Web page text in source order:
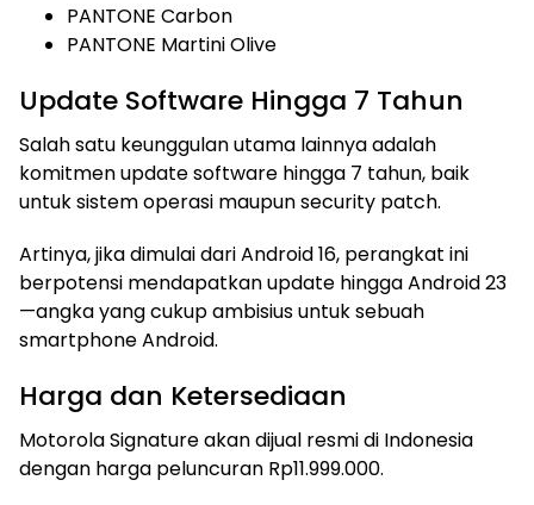
PANTONE Carbon
PANTONE Martini Olive
Update Software Hingga 7 Tahun
Salah satu keunggulan utama lainnya adalah
komitmen update software hingga 7 tahun, baik
untuk sistem operasi maupun security patch.
Artinya, jika dimulai dari Android 16, perangkat ini
berpotensi mendapatkan update hingga Android 23
—angka yang cukup ambisius untuk sebuah
smartphone Android.
Harga dan Ketersediaan
Motorola Signature akan dijual resmi di Indonesia
dengan harga peluncuran Rp11.999.000.